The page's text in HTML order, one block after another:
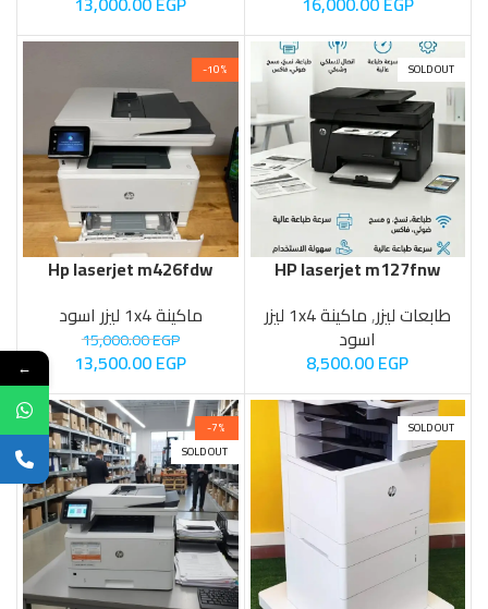
SOLD OUT
HP laserjet m127fnw
طابعات ليزر, ماكينة 1x4 ليزر
اسود
8,500.00EGP
-10%
Hp laserjet m426fdw
ماكينة 1x4 ليزر اسود
15,000.00EGP
13,500.00EGP
SOLD OUT
-7%
SOLD OUT
←